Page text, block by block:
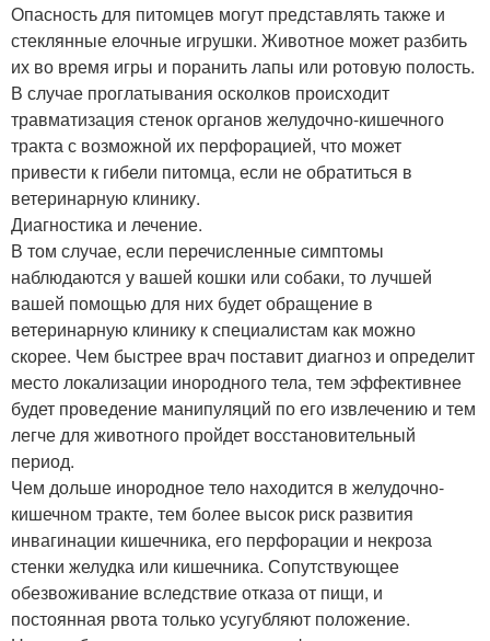
Опасность для питомцев могут представлять также и
стеклянные елочные игрушки. Животное может разбить
их во время игры и поранить лапы или ротовую полость.
В случае проглатывания осколков происходит
травматизация стенок органов желудочно-кишечного
тракта с возможной их перфорацией, что может
привести к гибели питомца, если не обратиться в
ветеринарную клинику.
Диагностика и лечение.
В том случае, если перечисленные симптомы
наблюдаются у вашей кошки или собаки, то лучшей
вашей помощью для них будет обращение в
ветеринарную клинику к специалистам как можно
скорее. Чем быстрее врач поставит диагноз и определит
место локализации инородного тела, тем эффективнее
будет проведение манипуляций по его извлечению и тем
легче для животного пройдет восстановительный
период.
Чем дольше инородное тело находится в желудочно-
кишечном тракте, тем более высок риск развития
инвагинации кишечника, его перфорации и некроза
стенки желудка или кишечника. Сопутствующее
обезвоживание вследствие отказа от пищи, и
постоянная рвота только усугубляют положение.